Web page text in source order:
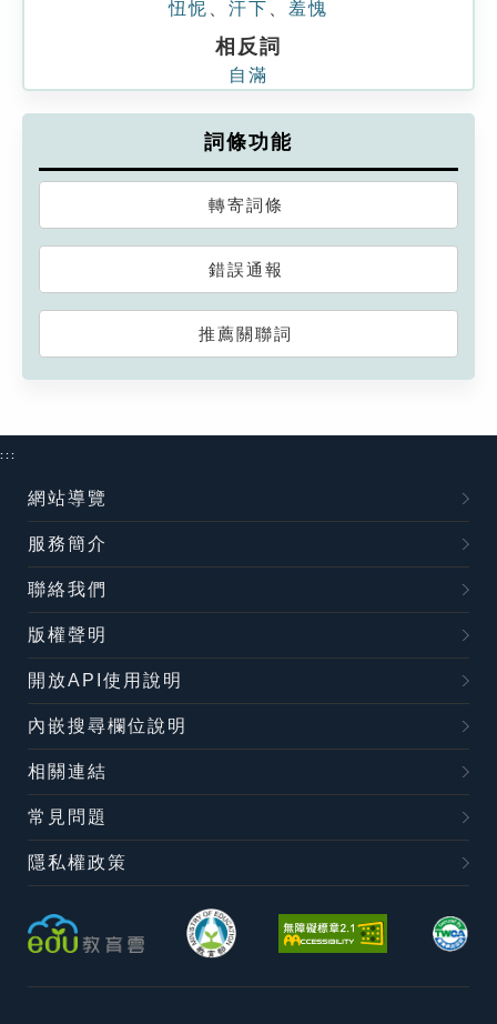
忸怩 汗下 羞愧
相反詞
自滿
詞條功能
轉寄詞條
錯誤通報
推薦關聯詞
:::
網站導覽
服務簡介
聯絡我們
版權聲明
開放API使用說明
內嵌搜尋欄位說明
相關連結
常見問題
隱私權政策